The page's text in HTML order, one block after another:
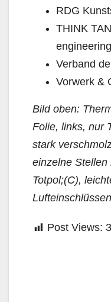
RDG
THINK
Verband
Vorwerk &
Bild oben:
Folie, links, nur
stark
einzelne
Totpol;(C),
Post Views: